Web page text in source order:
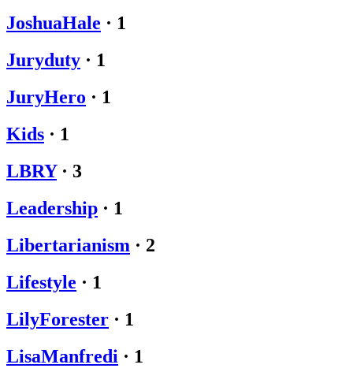
JoshuaHale · 1
Juryduty · 1
JuryHero · 1
Kids · 1
LBRY · 3
Leadership · 1
Libertarianism · 2
Lifestyle · 1
LilyForester · 1
LisaManfredi · 1